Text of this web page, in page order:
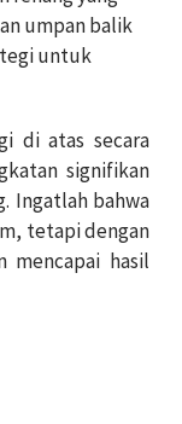
umpan balik
untuk
di atas secara
signifikan
Ingatlah bahwa
tetapi dengan
mencapai hasil